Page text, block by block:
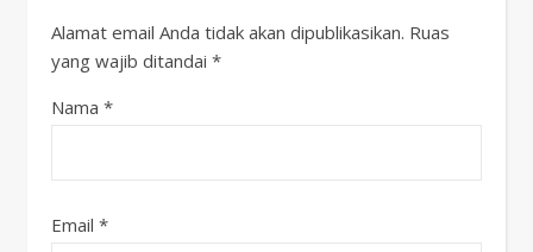
Alamat email Anda tidak akan dipublikasikan. Ruas
yang wajib ditandai *
Nama *
Email *